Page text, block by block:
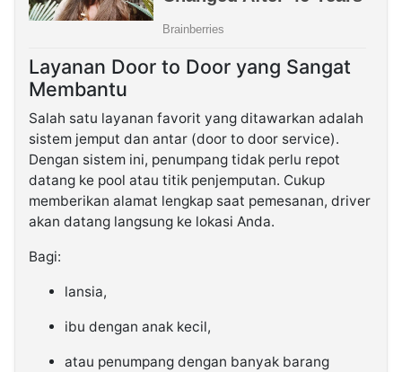
Layanan Door to Door yang Sangat
Membantu
Salah satu layanan favorit yang ditawarkan adalah
sistem jemput dan antar (door to door service).
Dengan sistem ini, penumpang tidak perlu repot
datang ke pool atau titik penjemputan. Cukup
memberikan alamat lengkap saat pemesanan, driver
akan datang langsung ke lokasi Anda.
Bagi:
lansia,
ibu dengan anak kecil,
atau penumpang dengan banyak barang